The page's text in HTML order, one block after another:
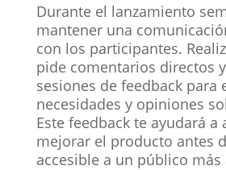
Durante el lanzamiento
mantener una
con los participantes.
pide comentarios directos
sesiones de feedback para
necesidades y opiniones
Este feedback te ayudará a
mejorar el producto antes
accesible a un público